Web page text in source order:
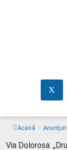
X
Acasă >
Via Dolorosa.